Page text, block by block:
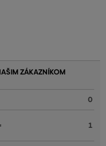
ZÁKAZNÍKOM
0
1